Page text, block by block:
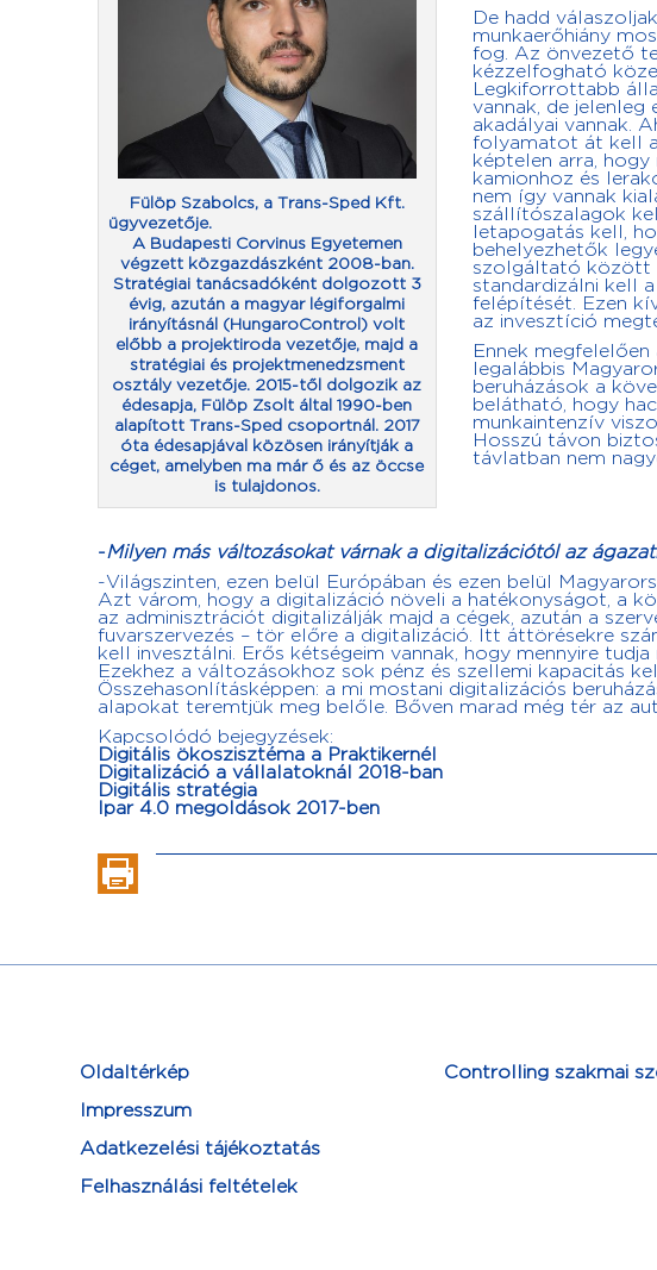
Fülöp Szabolcs, a Trans-Sped Kft.
ügyvezetője.
A Budapesti Corvinus Egyetemen
végzett közgazdászként 2008-ban.
Stratégiai tanácsadóként dolgozott 3
évig, azután a magyar légiforgalmi
irányításnál (HungaroControl) volt
előbb a projektiroda vezetője, majd a
stratégiai és projektmenedzsment
osztály vezetője. 2015-től dolgozik az
édesapja, Fülöp Zsolt által 1990-ben
alapított Trans-Sped csoportnál. 2017
óta édesapjával közösen irányítják a
céget, amelyben ma már ő és az öccse
is tulajdonos.
De hadd
munkaerőhiány
fog. Az önvezető
kézzelfogható
Legkiforrottabb
vannak, de jelenleg
akadályai vannak.
folyamatot át kell
képtelen arra,
kamionhoz és
nem így vannak
szállítószalagok
letapogatás kell,
behelyezhetők
szolgáltató között
standardizálni kell
felépítését. Ezen
az invesztíció
Ennek megfelelően
legalábbis
beruházások a
belátható, hogy
munkaintenzív
Hosszú távon
távlatban nem
- Milyen más változásokat várnak a digitalizációtól az
-Világszinten, ezen belül Európában és ezen belül
Azt várom, hogy a digitalizáció növeli a hatékonyságot, a
az adminisztrációt digitalizálják majd a cégek, azután a
fuvarszervezés – tör előre a digitalizáció. Itt áttörésekre
kell invesztálni. Erős kétségeim vannak, hogy mennyire
Ezekhez a változásokhoz sok pénz és szellemi kapacitás
Összehasonlításképpen: a mi mostani digitalizációs
alapokat teremtjük meg belőle. Bőven marad még tér az
Kapcsolódó bejegyzések:
Digitális ökoszisztéma a Praktikernél
Digitalizáció a vállalatoknál 2018-ban
Digitális stratégia
Ipar 4.0 megoldások 2017-ben
Oldaltérkép
Impresszum
Adatkezelési tájékoztatás
Felhasználási feltételek
Controlling szakmai